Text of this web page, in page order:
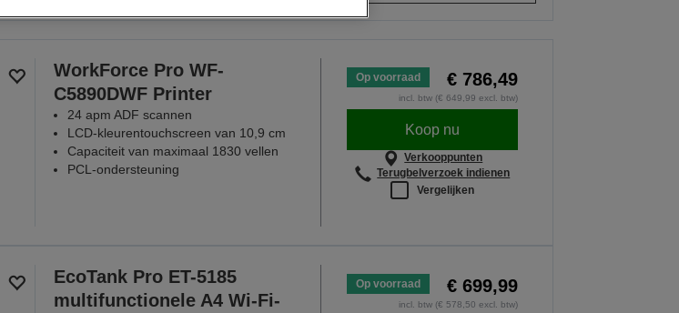
naar
volgende
pagina
WorkForce Pro WF-
C5890DWF Printer
24 apm ADF scannen
LCD-kleurentouchscreen van 10,9 cm
Capaciteit van maximaal 1830 vellen
PCL-ondersteuning
Op voorraad € 786,49
incl. btw (€ 649,99 excl. btw)
Koop nu
Verkooppunten
Terugbelverzoek indienen
Vergelijken
EcoTank Pro ET-5185
multifunctionele A4 Wi-Fi-
Op voorraad € 699,99
incl. btw (€ 578,50 excl. btw)